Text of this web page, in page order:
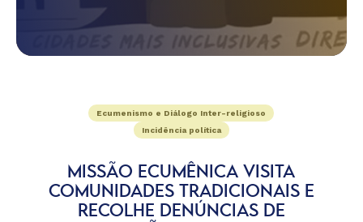
Ecumenismo e Diálogo Inter-religioso
Incidência política
MISSÃO ECUMÊNICA VISITA
COMUNIDADES TRADICIONAIS E
RECOLHE DENÚNCIAS DE